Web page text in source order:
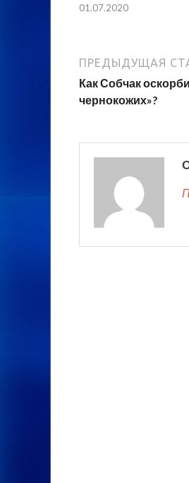
01.07.2020
ПРЕДЫДУЩАЯ
Как Собчак
чернокожих»?